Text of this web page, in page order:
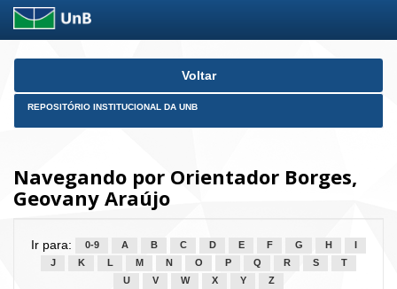
Skip
Voltar
REPOSITÓRIO INSTITUCIONAL DA UNB
Navegando por Orientador Borges,
Geovany Araújo
Ir para: 0-9 A B C D E F G H
J
K L M N O P Q R S
T
U
V W X Y Z